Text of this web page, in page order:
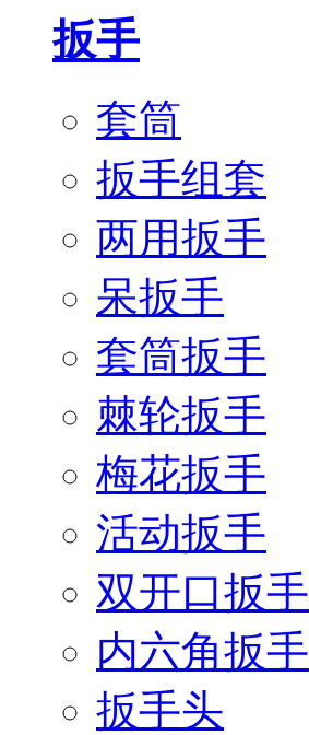
扳手
套筒
扳手组套
两用扳手
呆扳手
套筒扳手
棘轮扳手
梅花扳手
活动扳手
双开口扳手
内六角扳手
扳手头